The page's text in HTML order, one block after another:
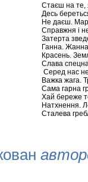
Стаєш на те,
Десь
Не даєш.
Справжня і
Затерта
Ганна.
Красень.
Слава
Серед нас
Важка жага.
Сама гарна
Хай береже
Натхнення.
Сталева